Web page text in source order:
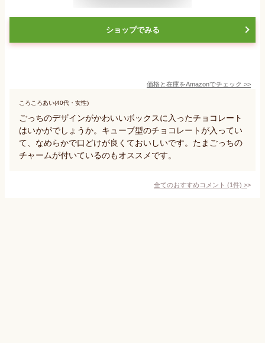
ショップでみる
価格と在庫をAmazonでチェック >>
ころころあい(40代・女性)
ごっちのデザインがかわいいボックスに入ったチョコレート
はいかがでしょうか。キューブ型のチョコレートが入ってい
て、なめらかで口どけが良くておいしいです。たまごっちの
チャームが付いているのもオススメです。
全てのおすすめコメント (1件) >